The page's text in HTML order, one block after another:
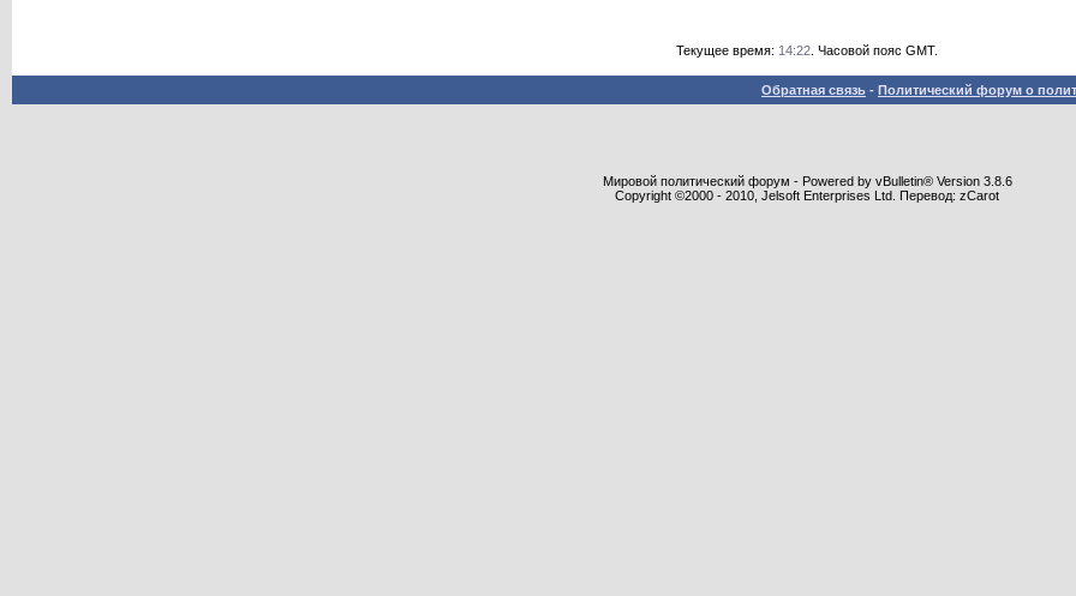
Текущее время: 14:22 . Часовой пояс GMT.
Обратная связь - Политический форум о
Мировой политический форум - Powered by vBulletin® Version 3.8.6
Copyright ©2000 - 2010, Jelsoft Enterprises Ltd. Перевод: zCarot